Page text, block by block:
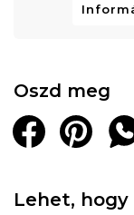
Oszd meg
Lehet,